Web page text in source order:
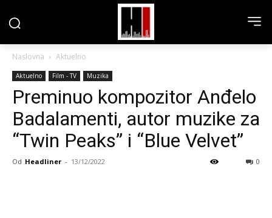
Naslovna Aktuelno
Aktuelno Film - TV Muzika
Preminuo kompozitor Anđelo
Badalamenti, autor muzike za
“Twin Peaks” i “Blue Velvet”
Od Headliner - 13/12/2022 0